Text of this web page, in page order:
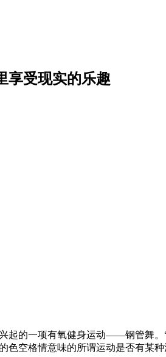
享受现实的乐趣
起的一项有氧健身运动——钢管舞
空格情意味的所谓运动是否有某